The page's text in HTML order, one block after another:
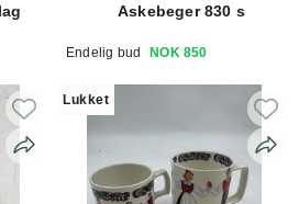
Askebeger 830 s
Endelig bud NOK 850
Lukket